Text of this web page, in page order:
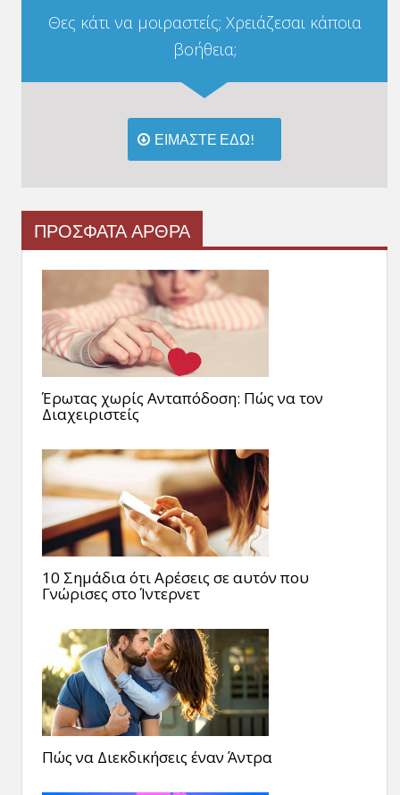
Θες κάτι να μοιραστείς; Χρειάζεσαι κάποια
βοήθεια;
ΕΙΜΑΣΤΕ ΕΔΩ!
ΠΡΟΣΦΑΤΑ ΑΡΘΡΑ
Έρωτας χωρίς Ανταπόδοση: Πώς να τον
Διαχειριστείς
10 Σημάδια ότι Αρέσεις σε αυτόν που
Γνώρισες στο Ίντερνετ
Πώς να Διεκδικήσεις έναν Άντρα